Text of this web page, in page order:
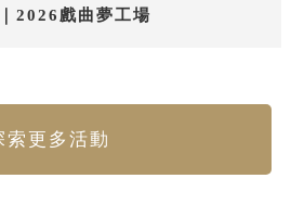
2026戲曲夢工場
索更多活動